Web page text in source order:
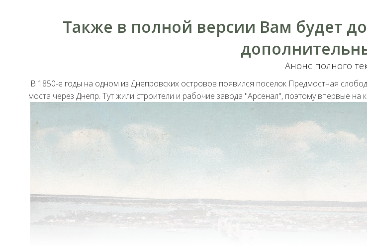
Также в полной версии Вам будет
Анонс полного
В 1850-е годы на одном из Днепровских островов появился поселок Предмостная
моста через Днепр. Тут жили строители и рабочие завода "Арсенал", поэтому впервые